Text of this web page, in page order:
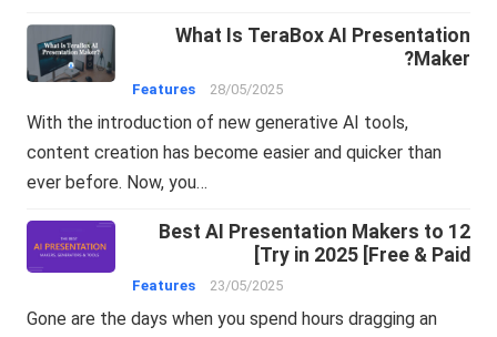
What Is TeraBox AI Presentation
Maker?
Features 28/05/2025
With the introduction of new generative AI tools,
content creation has become easier and quicker than
ever before. Now, you…
12 Best AI Presentation Makers to
Try in 2025 [Free & Paid]
Features 23/05/2025
Gone are the days when you spend hours dragging an